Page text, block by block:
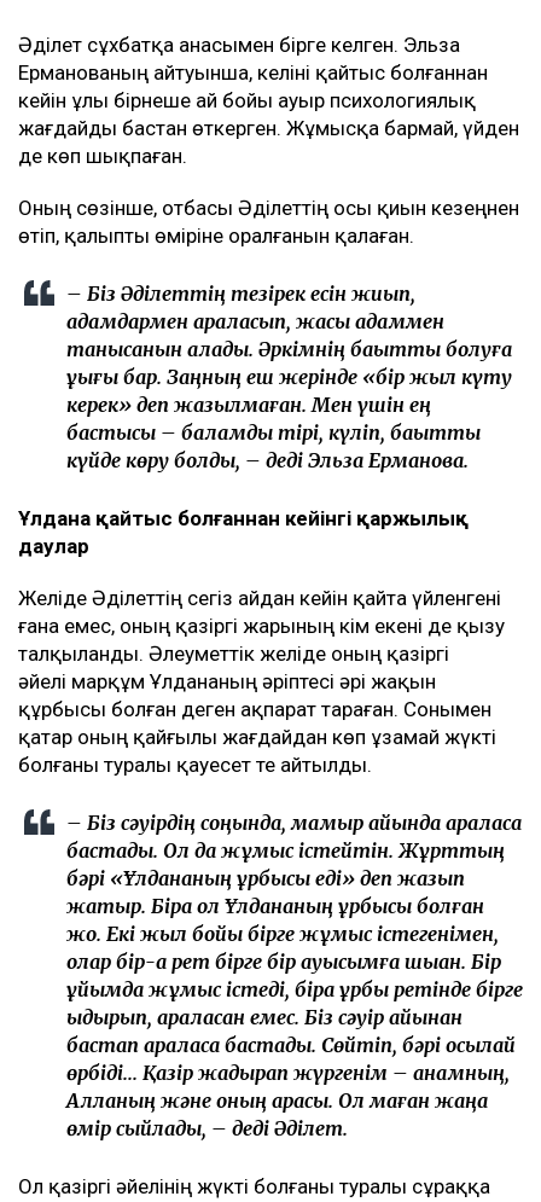
Әділет сұхбатқа анасымен бірге келген. Эльза
Ерманованың айтуынша, келіні қайтыс болғаннан
кейін ұлы бірнеше ай бойы ауыр психологиялық
жағдайды бастан өткерген. Жұмысқа бармай, үйден
де көп шықпаған.
Оның сөзінше, отбасы Әділеттің осы қиын кезеңнен
өтіп, қалыпты өміріне оралғанын қалаған.
– Біз Әділеттің тезірек есін жиып,
адамдармен араласып, жақсы адаммен
танысқанын қаладық. Әркімнің бақытты болуға
құқығы бар. Заңның еш жерінде «бір жыл күту
керек» деп жазылмаған. Мен үшін ең
бастысы – баламды тірі, күліп, бақытты
күйде көру болды, – деді Эльза Ерманова.
Ұлдана қайтыс болғаннан кейінгі қаржылық
даулар
Желіде Әділеттің сегіз айдан кейін қайта үйленгені
ғана емес, оның қазіргі жарының кім екені де қызу
талқыланды. Әлеуметтік желіде оның қазіргі
әйелі марқұм Ұлдананың әріптесі әрі жақын
құрбысы болған деген ақпарат тараған. Сонымен
қатар оның қайғылы жағдайдан көп ұзамай жүкті
болғаны туралы қауесет те айтылды.
– Біз сәуірдің соңында, мамыр айында араласа
бастадық. Ол да жұмыс істейтін. Жұрттың
бәрі «Ұлдананың құрбысы еді» деп жазып
жатыр. Бірақ ол Ұлдананың құрбысы болған
жоқ. Екі жыл бойы бірге жұмыс істегенімен,
олар бір-ақ рет бірге бір ауысымға шыққан. Бір
ұйымда жұмыс істеді, бірақ құрбы ретінде бірге
қыдырып, араласқан емес. Біз сәуір айынан
бастап араласа бастадық. Сөйтіп, бәрі осылай
өрбіді... Қазір жадырап жүргенім – анамның,
Алланың және оның арқасы. Ол маған жаңа
өмір сыйлады, – деді Әділет.
Ол қазіргі әйелінің жүкті болғаны туралы сұраққа